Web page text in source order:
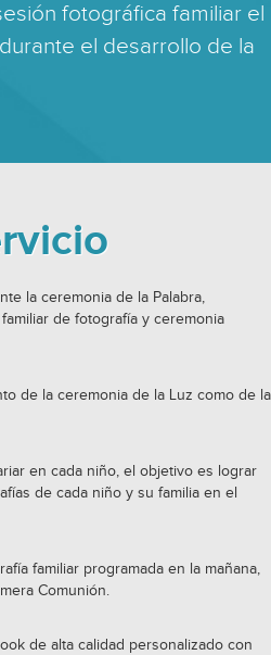
fotográfica familiar el
el desarrollo de la
la ceremonia de la Palabra,
de fotografía y ceremonia
de la ceremonia de la Luz como de la
en cada niño, el objetivo es lograr
de cada niño y su familia en el
familiar programada en la mañana,
Comunión.
de alta calidad personalizado con